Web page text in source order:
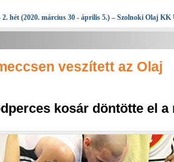
2. hét (2020. március 30 - április 5.) – Szolnoki Olaj KK
veszített az Olaj
kosár döntötte el a